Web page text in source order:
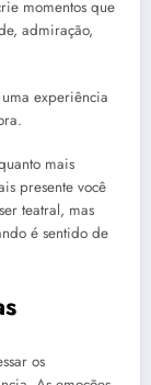
momentos que
admiração,
experiência
mais
presente você
teatral, mas
é sentido de
os